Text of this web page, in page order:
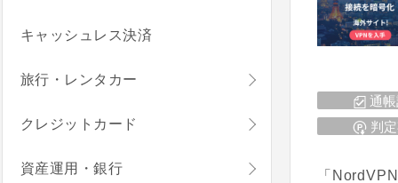
通
判
「
キャッシュレス決済
旅行・レンタカー
クレジットカード
資産運用・銀行